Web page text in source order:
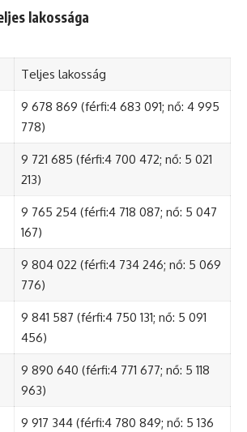
lakossága
Teljes lakosság
9 678 869 (férfi:4 683 091; nő: 4 995
778)
9 721 685 (férfi:4 700 472; nő: 5 021
213)
9 765 254 (férfi:4 718 087; nő: 5 047
167)
9 804 022 (férfi:4 734 246; nő: 5 069
776)
9 841 587 (férfi:4 750 131; nő: 5 091
456)
9 890 640 (férfi:4 771 677; nő: 5 118
963)
9 917 344 (férfi:4 780 849; nő: 5 136